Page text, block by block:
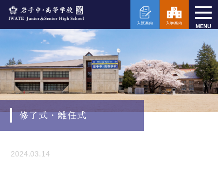
MENU
修了式・離任式
2024.03.14